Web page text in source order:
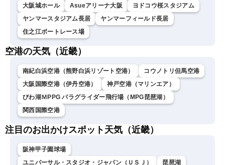
大阪城ホール
Asueアリーナ大阪
ヨドコウ桜スタジアム
ヤンマースタジアム長居
ヤンマーフィールド長居
住之江ボートレース場
空港の天気（近畿）
南紀白浜空港（熊野白浜リゾート空港）
コウノトリ但馬空港
大阪国際空港（伊丹空港）
神戸空港（マリンエア）
びわ湖ＭPPG パラグライダー飛行場（MPG琵琶湖）
関西国際空港
注目のお出かけスポット天気（近畿）
阪神甲子園球場
ユニバーサル・スタジオ・ジャパン（ＵＳＪ）
琵琶湖